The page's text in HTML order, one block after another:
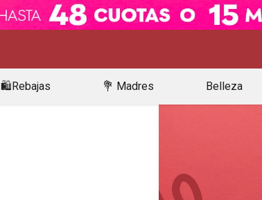
🛍️Rebajas 💐 Madres Belleza